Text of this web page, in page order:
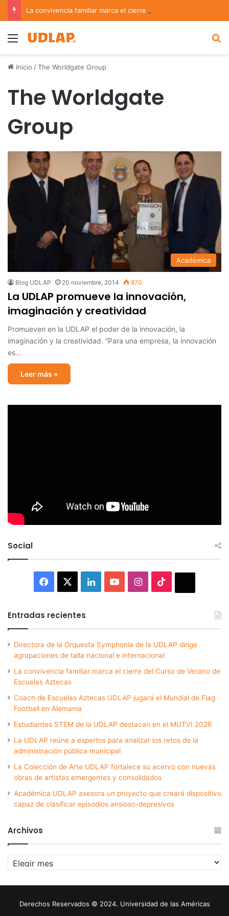
Menu
Inicio /The Worldgate Group
The Worldgate
Group
Académica
Blog UDLAP 20 noviembre, 2014 870
La UDLAP promueve la innovación,
imaginación y creatividad
Promueven en la UDLAP el poder de la innovación, la
imaginación y la creatividad. “Para una empresa, la innovación
es…
Leer más »
Social
Facebook LinkedInYouTubeInstagram
Entradas recientes
Directora de la Orquesta Symphonia de la UDLAP dirige
agrupaciones de talla nacional e internacional
La convivencia familiar marca el cierre del Curso de Verano de
Escuelas Aztecas
Coach de Escuelas Aztecas UDLAP jugará el Mundial de Flag
Football en Alemania
Estudiantes STEM de la UDLAP destacan en el MUTVI 2026
La UDLAP reúne a expertos para analizar los retos de la
administración pública municipal
La Colección de Arte UDLAP fortalece su acervo con nuevas
obras de artistas emergentes y consolidados
Académica UDLAP asesora un proyecto que creará dispositivo
capaz de clasificar episodios ansioso-depresivos
Archivos
Archivos
Derechos Reservados © 2024. Universidad de las Américas